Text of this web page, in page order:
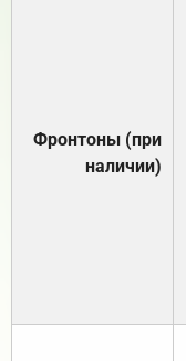
Фронтоны (при
наличии)